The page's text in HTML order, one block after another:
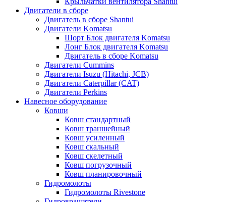
Двигатели в сборе
Двигатель в сборе Shantui
Двигатели Komatsu
Шорт Блок двигателя Komatsu
Лонг Блок двигателя Komatsu
Двигатель в сборе Komatsu
Двигатели Cummins
Двигатели Isuzu (Hitachi, JCB)
Двигатели Caterpillar (CAT)
Двигатели Perkins
Навесное оборудование
Ковши
Ковш стандартный
Ковш траншейный
Ковш усиленный
Ковш скальный
Ковш скелетный
Ковш погрузочный
Ковш планировочный
Гидромолоты
Гидромолоты Rivestone